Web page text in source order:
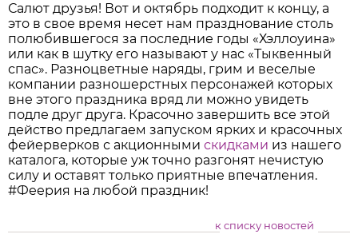
Салют друзья! Вот и октябрь подходит к концу, а
это в свое время несет нам празднование столь
полюбившегося за последние годы «Хэллоуина»
или как в шутку его называют у нас «Тыквенный
спас». Разноцветные наряды, грим и веселые
компании разношерстных персонажей которых
вне этого праздника вряд ли можно увидеть
подле друг друга. Красочно завершить все этой
действо предлагаем запуском ярких и красочных
фейерверков с акционными скидками из нашего
каталога, которые уж точно разгонят нечистую
силу и оставят только приятные впечатления.
#Феерия на любой праздник!
к списку новостей